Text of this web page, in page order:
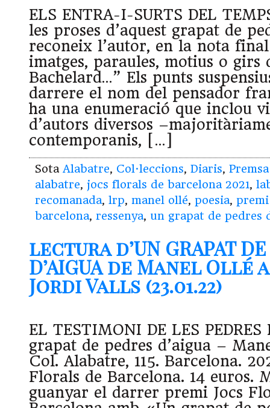
ELS ENTRA-I-SURTS DEL
les proses d’aquest grapat de
reconeix l’autor, en la nota
imatges, paraules, motius o girs
Bachelard…” Els punts
darrere el nom del pensador
ha una enumeració que inclou
d’autors diversos
contemporanis, […]
Sota Alabatre, Col·leccions, Diaris, Premsa
alabatre, jocs florals de barcelona 2021,
recomanada, lrp, manel ollé, poesia,
barcelona, ressenya, un grapat de pedres
lectura d’UN GRAPAT DE
D’AIGUA de Manel
Jordi Valls (23.01.22)
EL TESTIMONI DE LES PEDRES
grapat de pedres d’aigua –
Col. Alabatre, 115. Barcelona.
Florals de Barcelona. 14 euros.
guanyar el darrer premi Jocs